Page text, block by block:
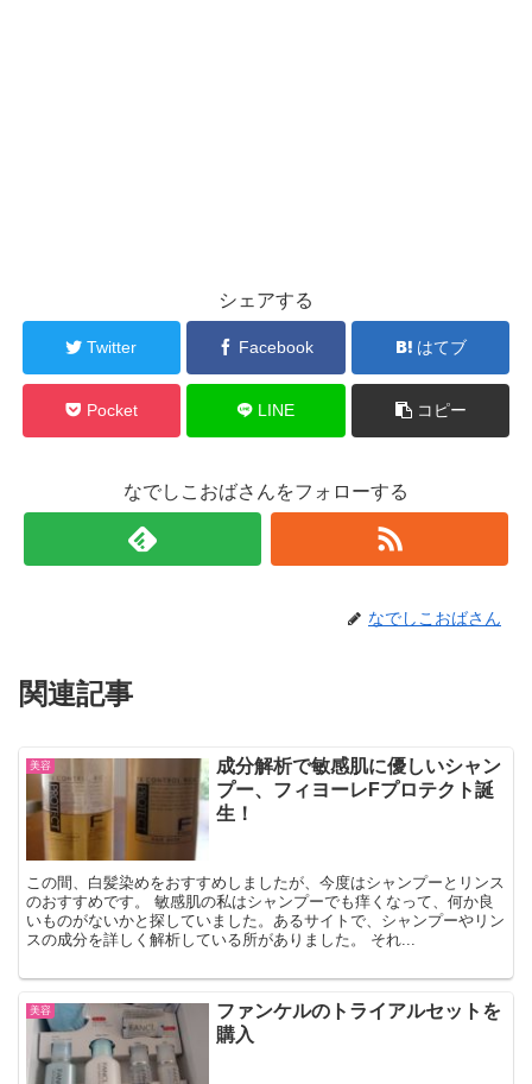
シェアする
Twitter Facebook はてブ
Pocket LINE コピー
なでしこおばさんをフォローする
なでしこおばさん
関連記事
美容
成分解析で敏感肌に優しいシャン
プー、フィヨーレFプロテクト誕
生！
この間、白髪染めをおすすめしましたが、今度はシャンプーとリンス
のおすすめです。 敏感肌の私はシャンプーでも痒くなって、何か良
いものがないかと探していました。あるサイトで、シャンプーやリン
スの成分を詳しく解析している所がありました。 それ...
美容
ファンケルのトライアルセットを
購入